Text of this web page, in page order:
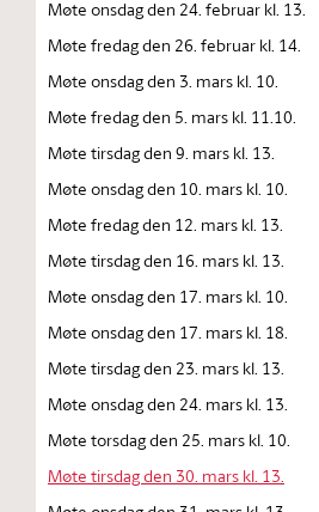
Møte onsdag den 24. februar kl. 13.
Møte fredag den 26. februar kl. 14.
Møte onsdag den 3. mars kl. 10.
Møte fredag den 5. mars kl. 11.10.
Møte tirsdag den 9. mars kl. 13.
Møte onsdag den 10. mars kl. 10.
Møte fredag den 12. mars kl. 13.
Møte tirsdag den 16. mars kl. 13.
Møte onsdag den 17. mars kl. 10.
Møte onsdag den 17. mars kl. 18.
Møte tirsdag den 23. mars kl. 13.
Møte onsdag den 24. mars kl. 13.
Møte torsdag den 25. mars kl. 10.
Møte tirsdag den 30. mars kl. 13.